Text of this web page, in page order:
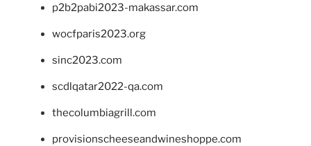
p2b2pabi2023-makassar.com
wocfparis2023.org
sinc2023.com
scdlqatar2022-qa.com
thecolumbiagrill.com
provisionscheeseandwineshoppe.com